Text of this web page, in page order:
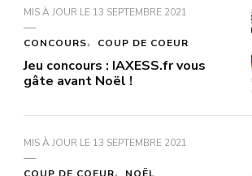
MIS À JOUR LE 13 SEPTEMBRE 2021
CONCOURS COUP DE COEUR
Jeu concours : IAXESS.fr vous
gâte avant Noël !
MIS À JOUR LE 13 SEPTEMBRE 2021
COUP DE COEUR NOËL